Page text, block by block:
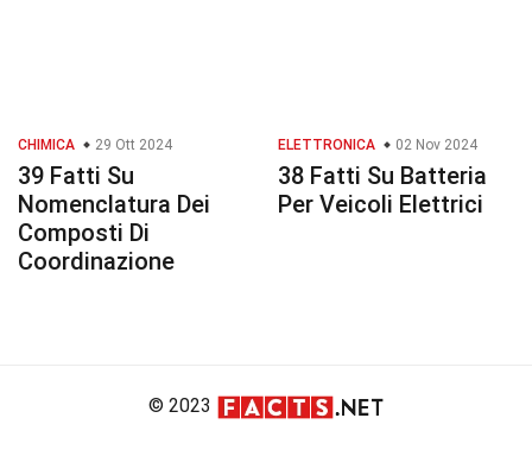
CHIMICA 29 Ott 2024
39 Fatti Su
Nomenclatura Dei
Composti Di
Coordinazione
ELETTRONICA 02 Nov 2024
38 Fatti Su Batteria
Per Veicoli Elettrici
© 2023